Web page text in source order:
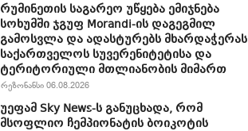
რუმინეთის საგარეო უწყება ემიჯნება
სოხუმში ჯგუფ Morandi-ის დაგეგმილ
გამოსვლა და ადასტურებს მხარდაჭერას
საქართველოს სუვერენიტეტისა და
ტერიტორიული მთლიანობის მიმართ
რეზონანსი 06.08.2026
უეფამ Sky News-ს განუცხადა, რომ
მსოფლიო ჩემპიონატის ბოიკოტის